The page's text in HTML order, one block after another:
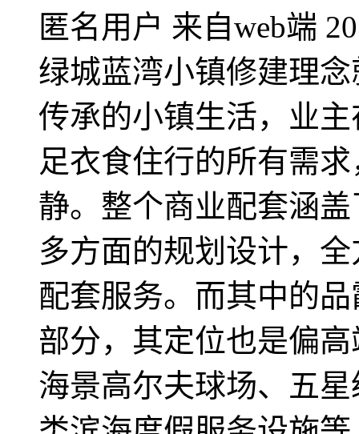
匿名用户 来自web端
绿城蓝湾小镇修建理
传承的小镇生活，业
足衣食住行的所有需
静。整个商业配套涵
多方面的规划设计，
配套服务。而其中的
部分，其定位也是偏
海景高尔夫球场、五